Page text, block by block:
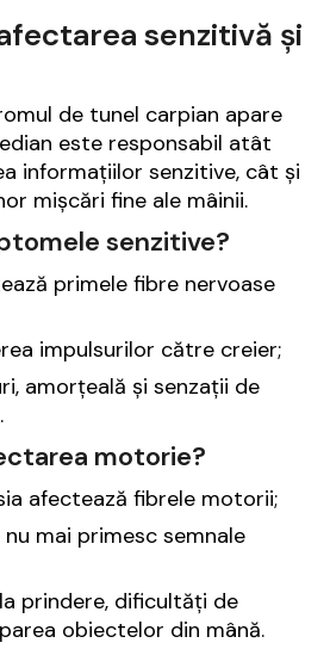
senzitivă și
de tunel carpian apare
este responsabil atât
informațiilor senzitive, cât și
mișcări fine ale mâinii.
senzitive?
primele fibre nervoase
impulsurilor către creier;
amorțeală și senzații de
motorie?
afectează fibrele motorii;
mai primesc semnale
prindere, dificultăți de
obiectelor din mână.